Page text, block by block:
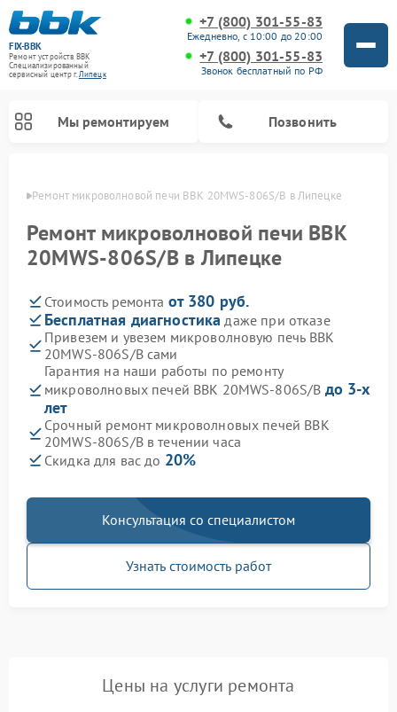
FIX-BBK
Ремонт устройств BBK
Специализированный
cервисный центр г.Липецк
+7 (800) 301-55-83
Ежедневно, с 10:00 до 20:00
+7 (800) 301-55-83
Звонок бесплатный по РФ
Мы ремонтируем Позвонить
Ремонт микроволновой печи BBK 20MWS-806S/B в Липецке
Ремонт микроволновой печи BBK
20MWS-806S/B в Липецке
Стоимость ремонта от 380 руб.
Бесплатная диагностика даже при отказе
Привезем и увезем микроволновую печь BBK
20MWS-806S/B сами
Гарантия на наши работы по ремонту
микроволновых печей BBK 20MWS-806S/B до 3-х
лет
Срочный ремонт микроволновых печей BBK
20MWS-806S/B в течении часа
Скидка для вас до 20%
Консультация со специалистом
Узнать стоимость работ
Цены на услуги ремонта